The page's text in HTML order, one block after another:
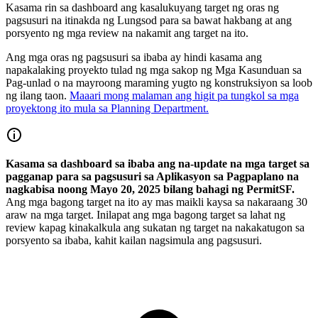
Kasama rin sa dashboard ang kasalukuyang target ng oras ng
pagsusuri na itinakda ng Lungsod para sa bawat hakbang at ang
porsyento ng mga review na nakamit ang target na ito.
Ang mga oras ng pagsusuri sa ibaba ay hindi kasama ang
napakalaking proyekto tulad ng mga sakop ng Mga Kasunduan sa
Pag-unlad o na mayroong maraming yugto ng konstruksiyon sa loob
ng ilang taon. Maaari mong malaman ang higit pa tungkol sa mga
proyektong ito mula sa Planning Department.
Kasama sa dashboard sa ibaba ang na-update na mga target sa
pagganap para sa pagsusuri sa Aplikasyon sa Pagpaplano na
nagkabisa noong Mayo 20, 2025 bilang bahagi ng PermitSF.
Ang mga bagong target na ito ay mas maikli kaysa sa nakaraang 30
araw na mga target. Inilapat ang mga bagong target sa lahat ng
review kapag kinakalkula ang sukatan ng target na nakakatugon sa
porsyento sa ibaba, kahit kailan nagsimula ang pagsusuri.